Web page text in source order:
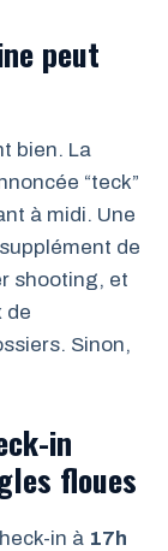
peut
bien. La
“teck”
à midi. Une
de
shooting, et
de
Sinon,
in
floues
in à 17h